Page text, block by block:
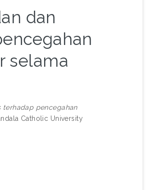
dan
selama
terhadap pencegahan
Catholic University